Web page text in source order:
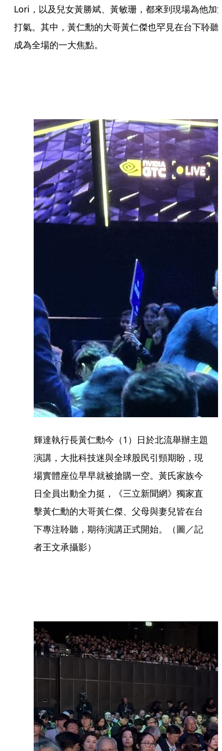
Lori，以及兒女黃勝斌、黃敏珊，都來到現場為他加
打氣。其中，黃仁勳的大哥黃仁傑也罕見在台下聆聽
成為全場的一大焦點。
輝達執行長黃仁勳今（1）日於北流舉辦主題
演講，大批科技迷與全球股民引頸期盼，現
場實體座位早早就被搶購一空。黃氏家族今
日全員出動全力挺，《三立新聞網》獨家直
擊黃仁勳的大哥黃仁傑、父母與妻兒皆在台
下專注聆聽，期待演講正式開始。（圖／記
者王文承攝影）